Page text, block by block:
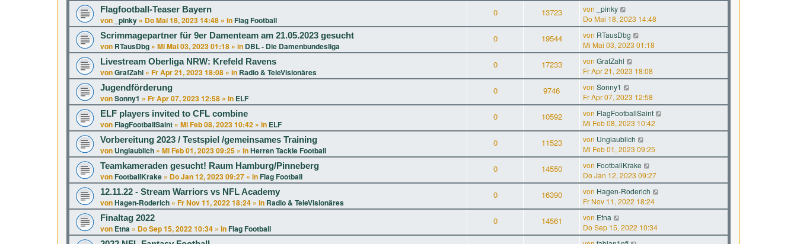
Flagfootball-Teaser Bayern
von _pinky » Do Mai 18, 2023 14:48 » in Flag Football
0 13723 von
_pinky
Do Mai 18, 2023 14:48
Scrimmagepartner für 9er Damenteam am 21.05.2023 gesucht
von RTausDbg » Mi Mai 03, 2023 01:18 » in DBL - Die Damenbundesliga
0 19544 von RTausDbg
Mi Mai 03, 2023 01:18
Livestream Oberliga NRW: Krefeld Ravens
vonGrafZahl » Fr Apr 21, 2023 18:08 » in Radio & TeleVisionäres
0 17233 von GrafZahl
Fr Apr 21, 2023 18:08
Jugendförderung
vonSonny1 » Fr Apr 07, 2023 12:58 » in ELF
0 9746 von Sonny1
Fr Apr 07, 2023 12:58
ELF players invited to CFL combine
von FlagFootballSaint » Mi Feb 08, 2023 10:42 » in ELF
0 10592 von FlagFootballSaint
Mi Feb 08, 2023 10:42
Vorbereitung 2023 / Testspiel /gemeinsames Training
von Unglaublich » Mi Feb 01, 2023 09:25 » inHerren Tackle Football
0 11523 von Unglaublich
Mi Feb 01, 2023 09:25
Teamkameraden gesucht! Raum Hamburg/Pinneberg
von FootballKrake » Do Jan 12, 2023 09:27 » in Flag Football
0 14550 von FootballKrake
Do Jan 12, 2023 09:27
12.11.22 - Stream Warriors vs NFL Academy
vonHagen-Roderich » Fr Nov 11, 2022 18:24 » in Radio & TeleVisionäres
0 16390 von Hagen-Roderich
Fr Nov 11, 2022 18:24
Finaltag 2022
von Etna » Do Sep 15, 2022 10:34 » in Flag Football
0 14561 von Etna
Do Sep 15, 2022 10:34